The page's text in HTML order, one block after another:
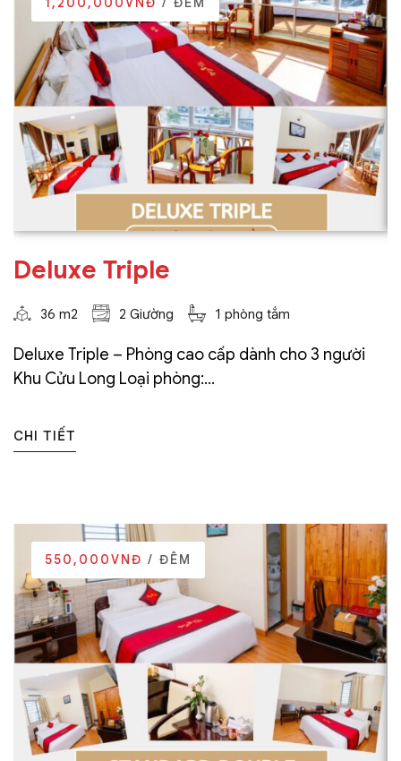
Deluxe Triple
36 m2 2 Giường 1 phòng tắm
Deluxe Triple – Phòng cao cấp dành cho 3 người
Khu Cửu Long Loại phòng:...
CHI TIẾT
550,000VNĐ / ĐÊM